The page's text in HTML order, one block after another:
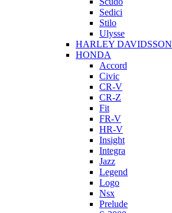
Sedici
Stilo
Ulysse
HARLEY DAVIDSSON
HONDA
Accord
Civic
CR-V
CR-Z
Fit
FR-V
HR-V
Insight
Integra
Jazz
Legend
Logo
Nsx
Prelude